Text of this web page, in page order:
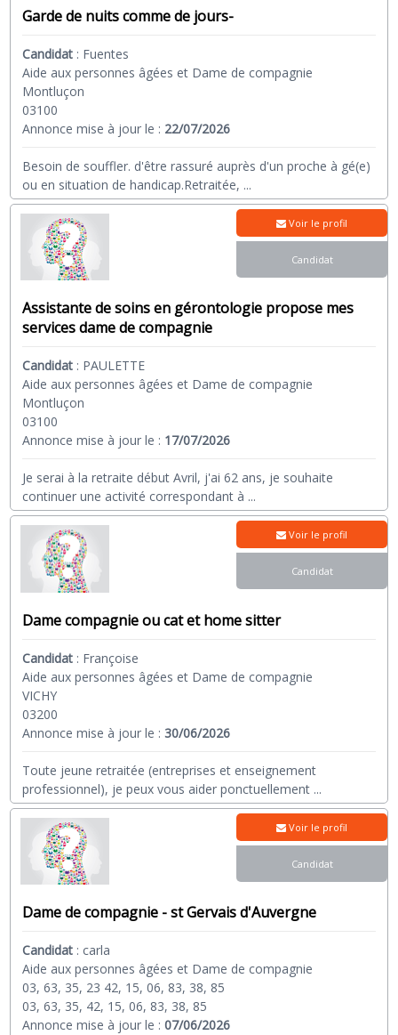
Garde de nuits comme de jours-
Candidat : Fuentes
Aide aux personnes âgées et Dame de compagnie
Montluçon
03100
Annonce mise à jour le : 22/07/2026
Besoin de souffler. d'être rassuré auprès d'un proche à gé(e)
ou en situation de handicap.Retraitée, ...
Assistante de soins en gérontologie propose mes
services dame de compagnie
Candidat : PAULETTE
Aide aux personnes âgées et Dame de compagnie
Montluçon
03100
Annonce mise à jour le : 17/07/2026
Je serai à la retraite début Avril, j'ai 62 ans, je souhaite
continuer une activité correspondant à ...
Voir le profil
Candidat
Dame compagnie ou cat et home sitter
Candidat : Françoise
Aide aux personnes âgées et Dame de compagnie
VICHY
03200
Annonce mise à jour le :30/06/2026
Toute jeune retraitée (entreprises et enseignement
professionnel), je peux vous aider ponctuellement ...
Voir le profil
Candidat
Dame de compagnie - st Gervais d'Auvergne
Candidat : carla
Aide aux personnes âgées et Dame de compagnie
03, 63, 35, 23 42, 15, 06, 83, 38, 85
03, 63, 35, 42, 15, 06, 83, 38, 85
Annonce mise à jour le :07/06/2026
Voir le profil
Candidat